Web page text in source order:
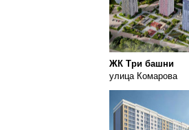
ЖК Три башни
улица Комарова